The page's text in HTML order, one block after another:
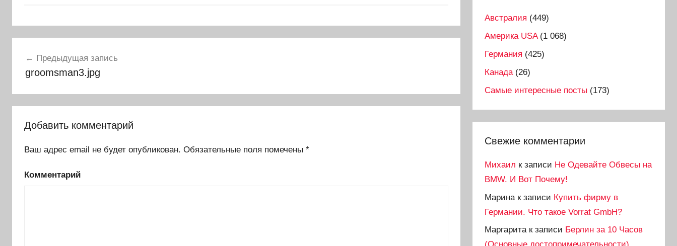
по
записям
Предыдущая запись
groomsman3.jpg
Добавить комментарий
Ваш адрес email не будет опубликован. Обязательные поля помечены *
Комментарий
Австралия (449)
Америка USA(1 068)
Германия (425)
Канада (26)
Самые интересные посты (173)
Свежие комментарии
Михаил к записи Не Одевайте Обвесы на
BMW. И Вот Почему!
Марина к записи Купить фирму в
Германии. Что такое Vorrat GmbH?
Маргаритак записи Берлин за 10 Часов